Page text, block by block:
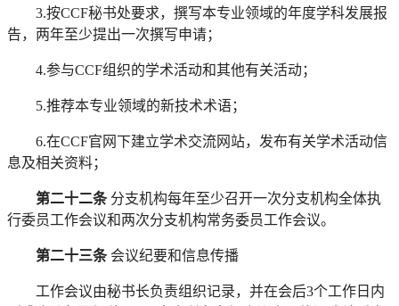
3.按CCF秘书处要求，撰写本专业领域的年度学科发展报
告，两年至少提出一次撰写申请；
4.参与CCF组织的学术活动和其他有关活动；
5.推荐本专业领域的新技术术语；
6.在CCF官网下建立学术交流网站，发布有关学术活动信
息及相关资料；
第二十二条分支机构每年至少召开一次分支机构全体执
行委员工作会议和两次分支机构常务委员工作会议。
第二十三条会议纪要和信息传播
工作会议由秘书长负责组织记录，并在会后3个工作日内